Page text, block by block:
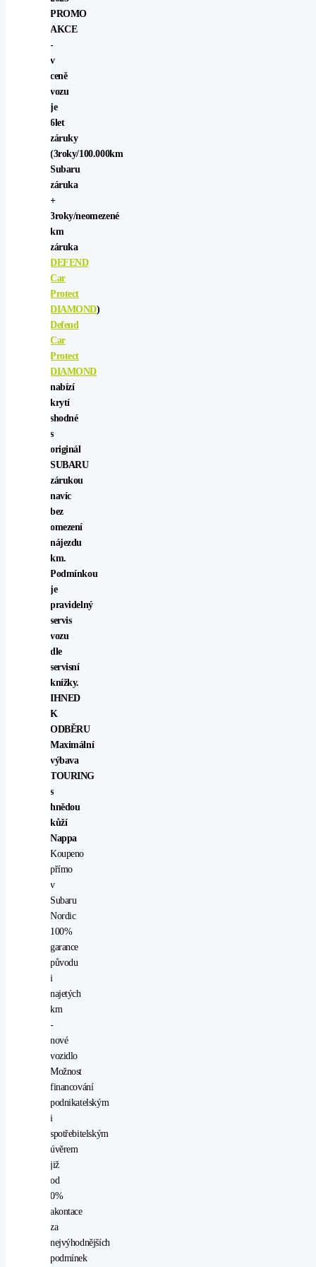
PROMO
AKCE
-
v
ceně
vozu
je
6let
záruky
(3roky/100.000km
Subaru
záruka
+
3roky/neomezené
km
záruka
DEFEND
Car
Protect
DIAMOND)
Defend
Car
Protect
DIAMOND
nabízí
krytí
shodné
s
originál
SUBARU
zárukou
navíc
bez
omezení
nájezdu
km.
Podmínkou
je
pravidelný
servis
vozu
dle
servisní
knížky.
IHNED
K
ODBĚRU
Maximální
výbava
TOURING
s
hnědou
kůží
Nappa
Koupeno
přímo
v
Subaru
Nordic
100%
garance
původu
i
najetých
km
-
nové
vozidlo
Možnost
financování
podnikatelským
i
spotřebitelským
úvěrem
již
od
0%
akontace
za
nejvýhodnějších
podmínek